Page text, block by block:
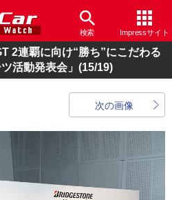
検索 Impressサイト
2連覇に向け“勝ち”にこだわる
活動発表会」 (15/19)
次の画像